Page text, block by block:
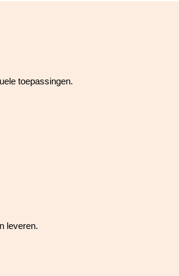
toepassingen.
leveren.